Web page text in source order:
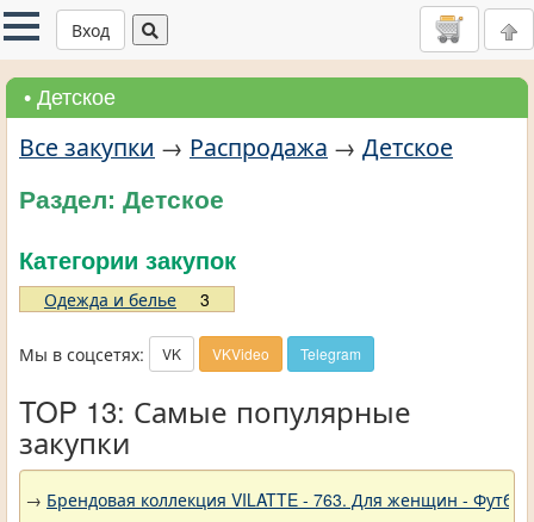
Вход
• Детское
Все закупки → Распродажа → Детское
Раздел: Детское
Категории закупок
Одежда и белье 3
Мы в соцсетях: VK VKVideo Telegram
TOP 13: Самые популярные
закупки
→ Брендовая коллекция VILATTE - 763. Для женщин -